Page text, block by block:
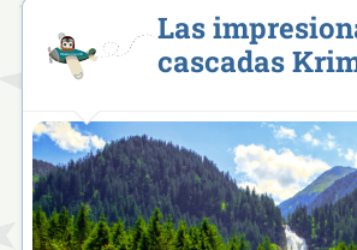
Las
cascadas